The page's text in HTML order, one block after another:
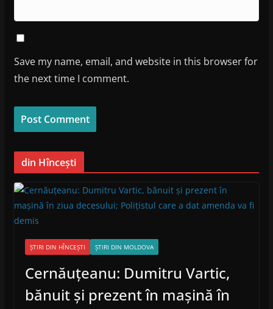
Save my name, email, and website in this browser for
the next time I comment.
din Hîncești
ȘTIRI DIN HÎNCEȘTI ȘTIRI DIN MOLDOVA
Cernăuțeanu: Dumitru Vartic,
bănuit și prezent în mașină în